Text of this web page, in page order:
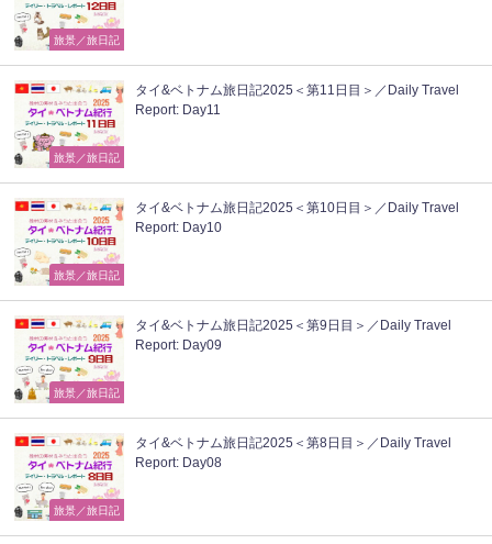
旅景／旅日記
旅景／旅日記
タイ&ベトナム旅日記2025＜第11日目＞／Daily Travel
Report: Day11
旅景／旅日記
タイ&ベトナム旅日記2025＜第10日目＞／Daily Travel
Report: Day10
旅景／旅日記
タイ&ベトナム旅日記2025＜第9日目＞／Daily Travel
Report: Day09
旅景／旅日記
タイ&ベトナム旅日記2025＜第8日目＞／Daily Travel
Report: Day08